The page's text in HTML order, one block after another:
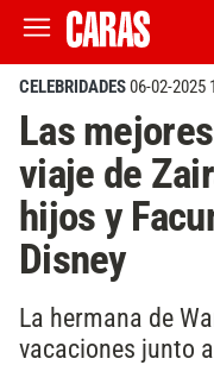
CELEBRIDADES06-02-2025
Las
viaje de
hijos y
Disney
La hermana de
vacaciones junto